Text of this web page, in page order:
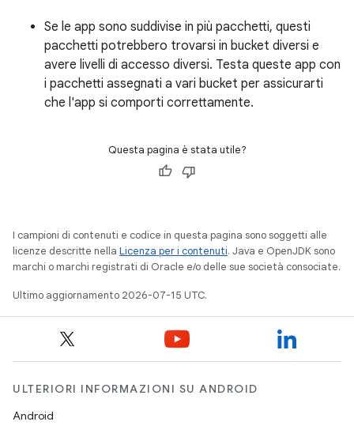
Se le app sono suddivise in più pacchetti, questi
pacchetti potrebbero trovarsi in bucket diversi e
avere livelli di accesso diversi. Testa queste app con
i pacchetti assegnati a vari bucket per assicurarti
che l'app si comporti correttamente.
Questa pagina è stata utile?
I campioni di contenuti e codice in questa pagina sono soggetti alle
licenze descritte nella Licenza per i contenuti. Java e OpenJDK sono
marchi o marchi registrati di Oracle e/o delle sue società consociate.
Ultimo aggiornamento 2026-07-15 UTC.
ULTERIORI INFORMAZIONI SU ANDROID
Android